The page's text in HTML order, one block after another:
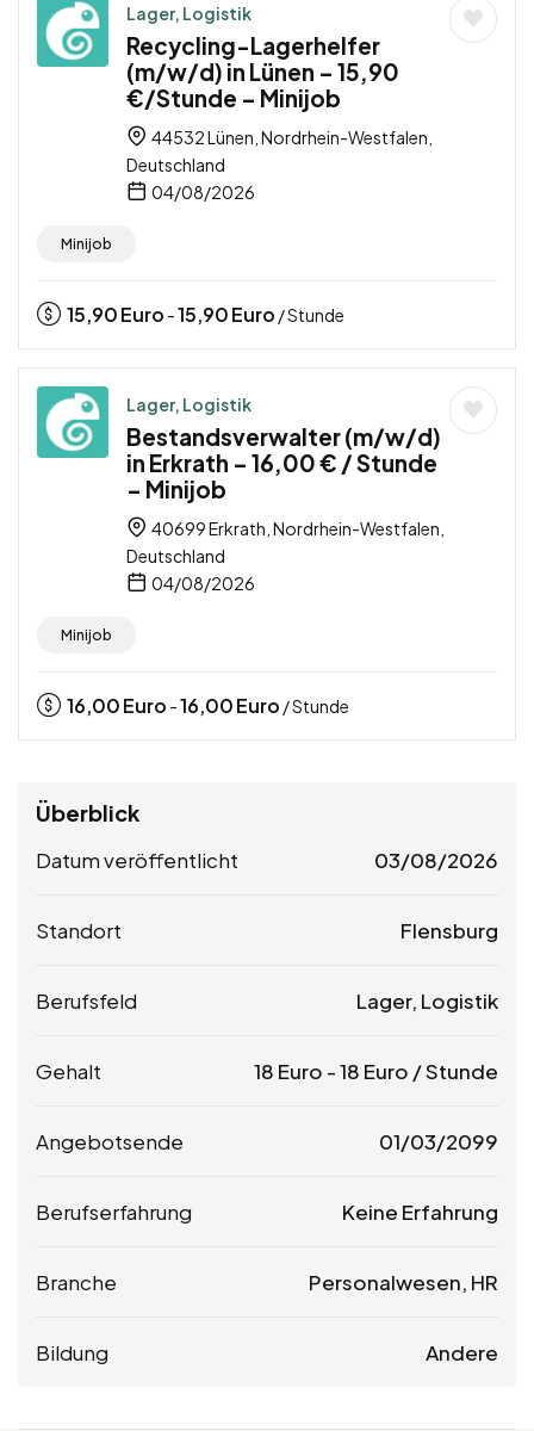
Lager, Logistik
Recycling-Lagerhelfer
(m/w/d) in Lünen – 15,90
€/Stunde – Minijob
44532 Lünen, Nordrhein-Westfalen,
Deutschland
04/08/2026
Minijob
15,90Euro -15,90Euro / Stunde
Lager, Logistik
Bestandsverwalter (m/w/d)
in Erkrath – 16,00 € / Stunde
– Minijob
40699 Erkrath, Nordrhein-Westfalen,
Deutschland
04/08/2026
Minijob
16,00Euro -16,00Euro / Stunde
Überblick
Datum veröffentlicht 03/08/2026
Standort Flensburg
Berufsfeld Lager, Logistik
Gehalt 18 Euro -18 Euro / Stunde
Angebotsende 01/03/2099
Berufserfahrung Keine Erfahrung
Branche Personalwesen, HR
Bildung Andere